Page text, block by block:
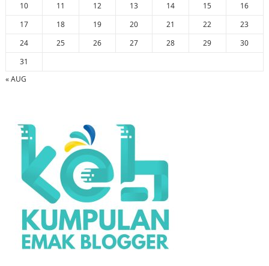
10
11 12 13 14 15
16
17
18 19 20 21 22
23
24
25 26 27 28 29
30
31
« AUG